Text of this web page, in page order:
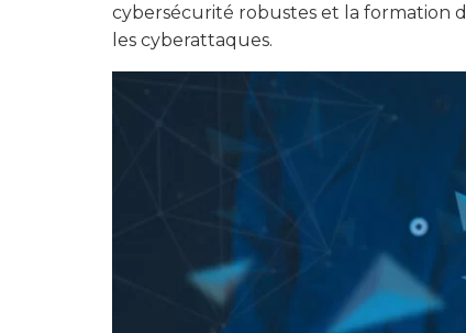
cybersécurité robustes et la formation
les cyberattaques.